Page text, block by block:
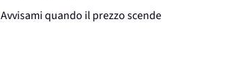
Avvisami quando il prezzo scende